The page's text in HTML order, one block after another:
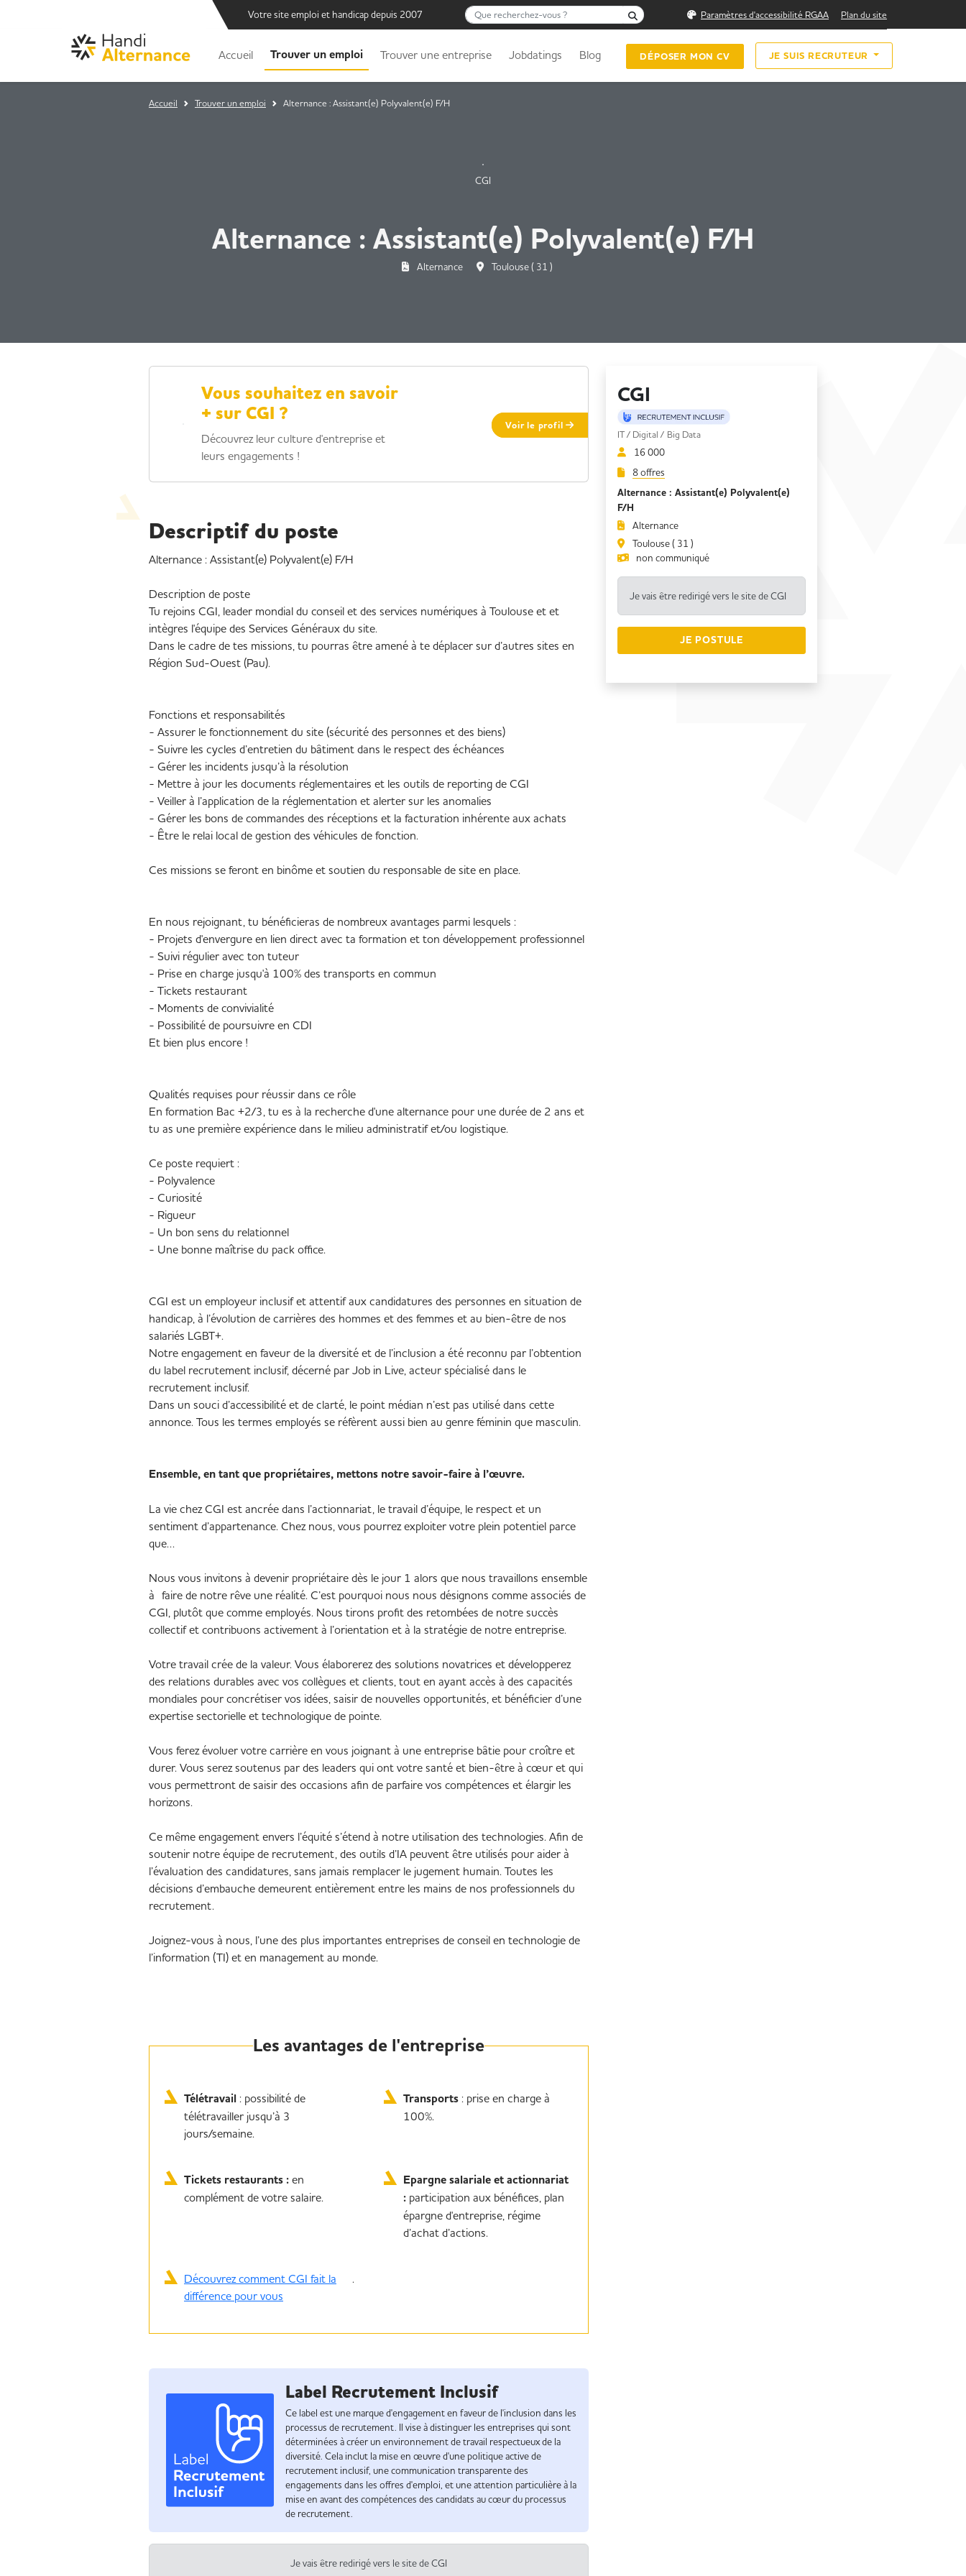
Votre site emploi et handicap depuis 2007 Que recherchez-vous ? Rechercher Paramètres d'accessibilité RGAA Plan du site
Accueil Trouver un emploi Trouver une entreprise Jobdatings Blog DÉPOSER MON CV JE SUIS RECRUTEUR
Accueil Trouver un emploi Alternance : Assistant(e) Polyvalent(e) F/H
CGI
Alternance : Assistant(e) Polyvalent(e) F/H
Alternance Toulouse ( 31 )
Vous souhaitez en savoir
+ sur CGI ?
Découvrez leur culture d'entreprise et
leurs engagements !
Voir le profil
Descriptif du poste
Alternance : Assistant(e) Polyvalent(e) F/H
Description de poste
Tu rejoins CGI, leader mondial du conseil et des services numériques à Toulouse et et
intègres l'équipe des Services Généraux du site.
Dans le cadre de tes missions, tu pourras être amené à te déplacer sur d’autres sites en
Région Sud-Ouest (Pau).
Fonctions et responsabilités
- Assurer le fonctionnement du site (sécurité des personnes et des biens)
- Suivre les cycles d’entretien du bâtiment dans le respect des échéances
- Gérer les incidents jusqu’à la résolution
- Mettre à jour les documents réglementaires et les outils de reporting de CGI
- Veiller à l’application de la réglementation et alerter sur les anomalies
- Gérer les bons de commandes des réceptions et la facturation inhérente aux achats
- Être le relai local de gestion des véhicules de fonction.
Ces missions se feront en binôme et soutien du responsable de site en place.
En nous rejoignant, tu bénéficieras de nombreux avantages parmi lesquels :
- Projets d'envergure en lien direct avec ta formation et ton développement professionnel
- Suivi régulier avec ton tuteur
- Prise en charge jusqu'à 100% des transports en commun
- Tickets restaurant
- Moments de convivialité
- Possibilité de poursuivre en CDI
Et bien plus encore !
Qualités requises pour réussir dans ce rôle
En formation Bac +2/3, tu es à la recherche d'une alternance pour une durée de 2 ans et
tu as une première expérience dans le milieu administratif et/ou logistique.
Ce poste requiert :
- Polyvalence
- Curiosité
- Rigueur
- Un bon sens du relationnel
- Une bonne maîtrise du pack office.
CGI est un employeur inclusif et attentif aux candidatures des personnes en situation de
handicap, à l’évolution de carrières des hommes et des femmes et au bien-être de nos
salariés LGBT+.
Notre engagement en faveur de la diversité et de l’inclusion a été reconnu par l’obtention
du label recrutement inclusif, décerné par Job in Live, acteur spécialisé dans le
recrutement inclusif.
Dans un souci d’accessibilité et de clarté, le point médian n’est pas utilisé dans cette
annonce. Tous les termes employés se réfèrent aussi bien au genre féminin que masculin.
Ensemble, en tant que propriétaires, mettons notre savoir-faire à l’œuvre.
La vie chez CGI est ancrée dans l’actionnariat, le travail d’équipe, le respect et un
sentiment d’appartenance. Chez nous, vous pourrez exploiter votre plein potentiel parce
que…
Nous vous invitons à devenir propriétaire dès le jour 1 alors que nous travaillons ensemble
à faire de notre rêve une réalité. C’est pourquoi nous nous désignons comme associés de
CGI, plutôt que comme employés. Nous tirons profit des retombées de notre succès
collectif et contribuons activement à l’orientation et à la stratégie de notre entreprise.
Votre travail crée de la valeur. Vous élaborerez des solutions novatrices et développerez
des relations durables avec vos collègues et clients, tout en ayant accès à des capacités
mondiales pour concrétiser vos idées, saisir de nouvelles opportunités, et bénéficier d’une
expertise sectorielle et technologique de pointe.
Vous ferez évoluer votre carrière en vous joignant à une entreprise bâtie pour croître et
durer. Vous serez soutenus par des leaders qui ont votre santé et bien-être à cœur et qui
vous permettront de saisir des occasions afin de parfaire vos compétences et élargir les
horizons.
Ce même engagement envers l’équité s’étend à notre utilisation des technologies. Afin de
soutenir notre équipe de recrutement, des outils d’IA peuvent être utilisés pour aider à
l’évaluation des candidatures, sans jamais remplacer le jugement humain. Toutes les
décisions d’embauche demeurent entièrement entre les mains de nos professionnels du
recrutement.
Joignez-vous à nous, l’une des plus importantes entreprises de conseil en technologie de
l’information (TI) et en management au monde.
Les avantages de l'entreprise
Télétravail : possibilité de
télétravailler jusqu’à 3
jours/semaine.
Transports : prise en charge à
100%.
Tickets restaurants : en
complément de votre salaire.
​Epargne salariale et actionnariat
: participation aux bénéfices, plan
épargne d'entreprise, régime
d’achat d’actions.
Découvrez comment CGI fait la
différence pour vous
.
Label Recrutement Inclusif
Ce label est une marque d'engagement en faveur de l'inclusion dans les
processus de recrutement. Il vise à distinguer les entreprises qui sont
déterminées à créer un environnement de travail respectueux de la
diversité. Cela inclut la mise en œuvre d'une politique active de
recrutement inclusif, une communication transparente des
engagements dans les offres d'emploi, et une attention particulière à la
mise en avant des compétences des candidats au cœur du processus
de recrutement.
Je vais être redirigé vers le site de CGI
CGI
IT / Digital / Big Data
16 000collaborateurs
8 offres
Alternance : Assistant(e) Polyvalent(e)
F/H
Alternance
Toulouse ( 31 )
non communiqué
Je vais être redirigé vers le site de CGI
JE POSTULE